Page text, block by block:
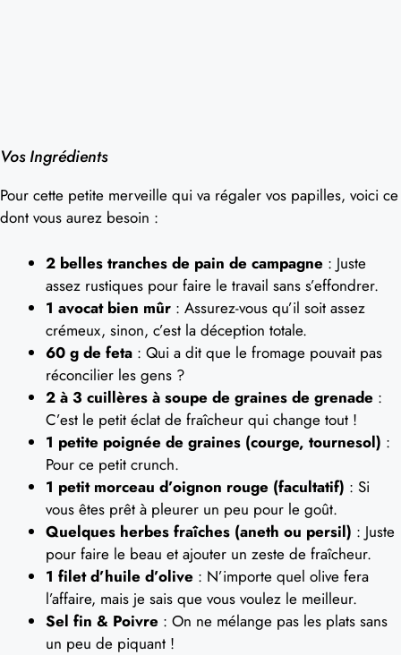
Vos Ingrédients
Pour cette petite merveille qui va régaler vos papilles, voici ce
dont vous aurez besoin :
2 belles tranches de pain de campagne : Juste
assez rustiques pour faire le travail sans s’effondrer.
1 avocat bien mûr : Assurez-vous qu’il soit assez
crémeux, sinon, c’est la déception totale.
60 g de feta : Qui a dit que le fromage pouvait pas
réconcilier les gens ?
2 à 3 cuillères à soupe de graines de grenade :
C’est le petit éclat de fraîcheur qui change tout !
1 petite poignée de graines (courge, tournesol) :
Pour ce petit crunch.
1 petit morceau d’oignon rouge (facultatif) : Si
vous êtes prêt à pleurer un peu pour le goût.
Quelques herbes fraîches (aneth ou persil) : Juste
pour faire le beau et ajouter un zeste de fraîcheur.
1 filet d’huile d’olive : N’importe quel olive fera
l’affaire, mais je sais que vous voulez le meilleur.
Sel fin & Poivre : On ne mélange pas les plats sans
un peu de piquant !